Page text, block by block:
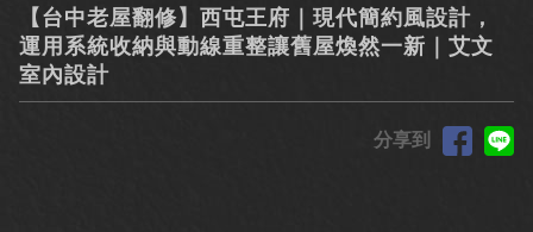
【台中老屋翻修】西屯王府｜現代簡約風設計，
運用系統收納與動線重整讓舊屋煥然一新｜艾文
室內設計
分享到